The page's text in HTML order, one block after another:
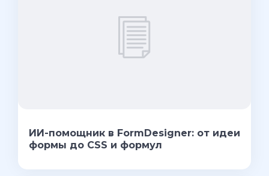
ИИ-помощник в FormDesigner: от идеи
формы до CSS и формул